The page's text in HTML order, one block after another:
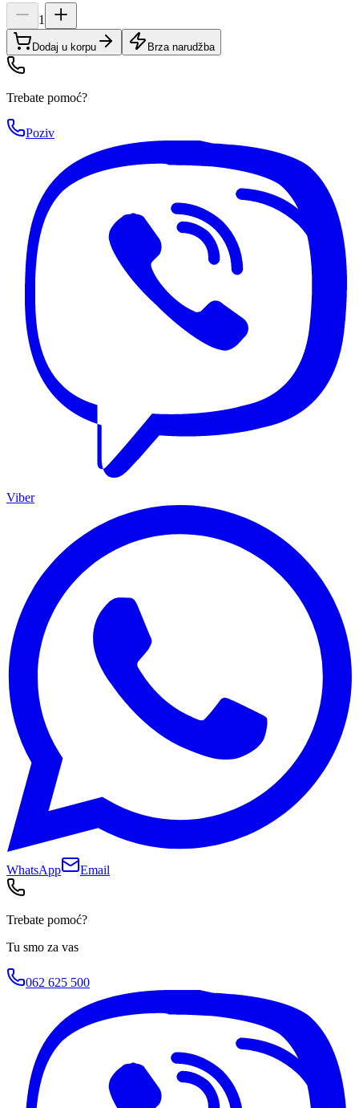
1
Dodaj u korpu Brza narudžba
Trebate pomoć?
Poziv
Viber
WhatsApp Email
Trebate pomoć?
Tu smo za vas
062 625 500